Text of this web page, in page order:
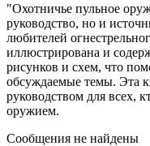
"Охотничье пульное
руководство, но и
любителей
иллюстрирована и
рисунков и схем, что
обсуждаемые темы. Эта
руководством для всех,
оружием.
Сообщения не найдены